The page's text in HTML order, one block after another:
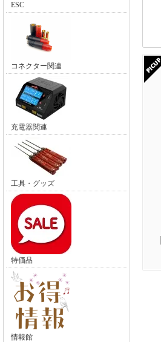
ESC
コネクター関連
充電器関連
工具・グッズ
特価品
情報館